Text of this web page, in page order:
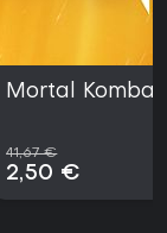
Mortal Kombat
41,67 €
2,50 €